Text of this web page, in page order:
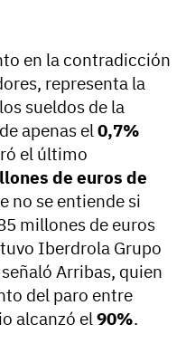
en la contradicción
representa la
sueldos de la
apenas el0,7%
el último
de euros de
no se entiende si
millones de euros
Iberdrola Grupo
Arribas, quien
del paro entre
alcanzó el90%.